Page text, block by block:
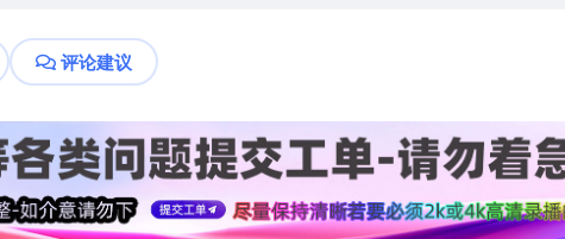
评论建议